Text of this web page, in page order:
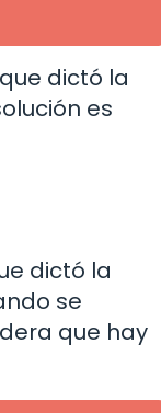
dictó la
es
dictó la
se
que hay